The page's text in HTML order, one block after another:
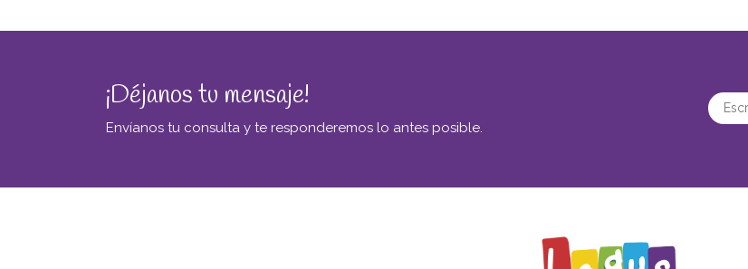
¡Déjanos tu mensaje!
Envíanos tu consulta y te responderemos lo antes posible.